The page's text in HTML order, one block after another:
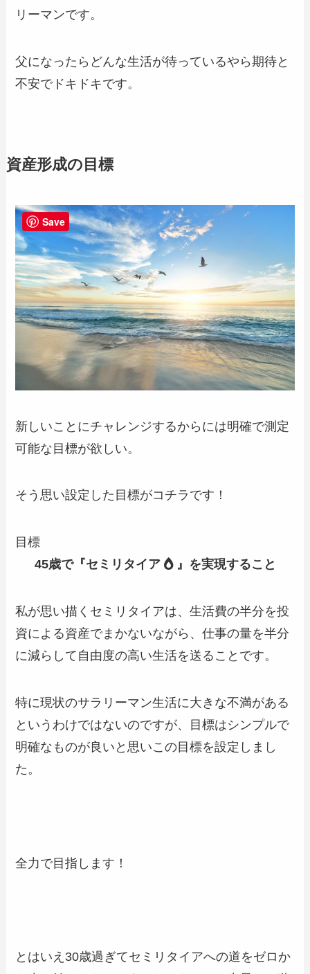
リーマンです。
父になったらどんな生活が待っているやら期待と
不安でドキドキです。
資産形成の目標
新しいことにチャレンジするからには明確で測定
可能な目標が欲しい。
そう思い設定した目標がコチラです！
目標
45歳で『セミリタイア 』を実現すること
私が思い描くセミリタイアは、生活費の半分を投
資による資産でまかないながら、仕事の量を半分
に減らして自由度の高い生活を送る ことです。
特に現状のサラリーマン生活に大きな不満がある
というわけではないのですが、目標はシンプルで
明確なものが良いと思いこの目標を設定しまし
た。
全力で目指します！
とはいえ30歳過ぎてセミリタイアへの道をゼロか
Save